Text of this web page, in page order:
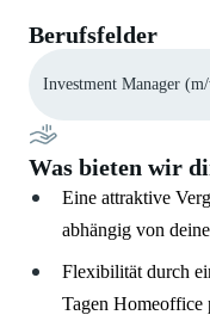
Berufsfelder
Investment Manager
Was bieten wir
Eine attraktive
abhängig von
Flexibilität durch
Tagen Homeoffice